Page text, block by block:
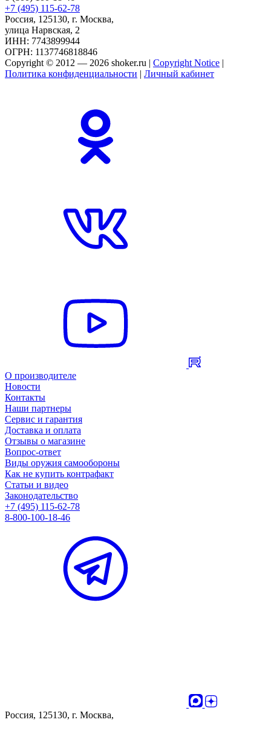
+7 (495) 115-62-78
Россия, 125130, г. Москва,
улица Нарвская, 2
ИНН: 7743899944
ОГРН: 1137746818846
Copyright © 2012 — 2026 shoker.ru | Copyright Notice |
Политика конфиденциальности | Личный кабинет
О производителе
Новости
Контакты
Наши партнеры
Сервис и гарантия
Доставка и оплата
Отзывы о магазине
Вопрос-ответ
Виды оружия самообороны
Как не купить контрафакт
Статьи и видео
Законодательство
+7 (495) 115-62-78
8-800-100-18-46
Россия, 125130, г. Москва,